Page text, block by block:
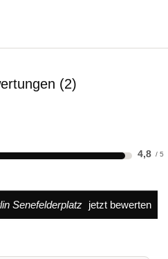
2
4,8
Senefelderplatz jetzt bewerten